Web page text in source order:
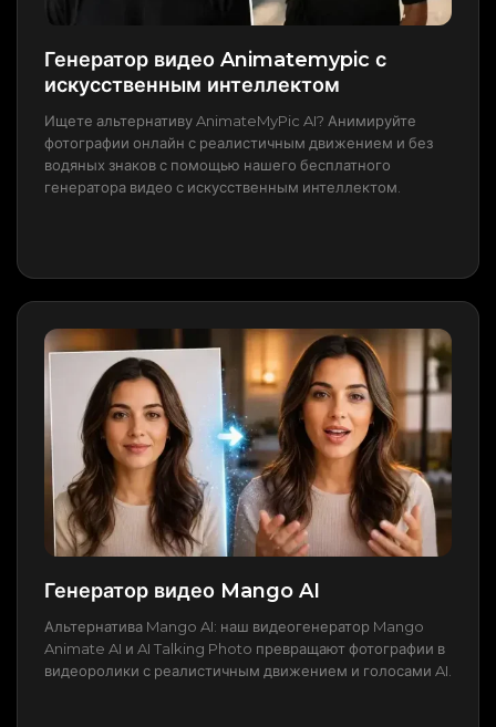
Генератор видео Animatemypic с
искусственным интеллектом
Ищете альтернативу AnimateMyPic AI? Анимируйте
фотографии онлайн с реалистичным движением и без
водяных знаков с помощью нашего бесплатного
генератора видео с искусственным интеллектом.
Генератор видео Mango AI
Альтернатива Mango AI: наш видеогенератор Mango
Animate AI и AI Talking Photo превращают фотографии в
видеоролики с реалистичным движением и голосами AI.